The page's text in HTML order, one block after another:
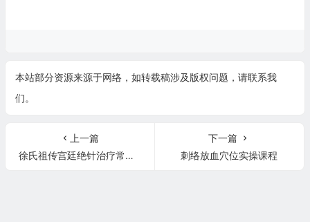
本站部分资源来源于网络，如转载稿涉及版权问题，请联系我
们。
上一篇
徐氏祖传宫廷绝针治疗常见疼痛疾病
下一篇
刺络放血穴位实操课程